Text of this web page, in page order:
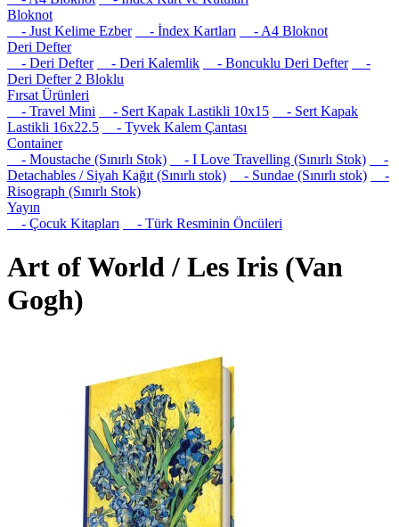
Bloknot
- Just Kelime Ezber
- İndex Kartları
- A4 Bloknot
Deri Defter
- Deri Defter
- Deri Kalemlik - Boncuklu Deri Defter
-
Deri Defter 2 Bloklu
Fırsat Ürünleri
- Travel Mini
- Sert Kapak Lastikli 10x15
- Sert Kapak
Lastikli 16x22.5
- Tyvek Kalem Çantası
Container
- Moustache (Sınırlı Stok)
- I Love Travelling (Sınırlı Stok)
-
Detachables / Siyah Kağıt (Sınırlı stok)
- Sundae (Sınırlı stok)
-
Risograph (Sınırlı Stok)
Yayın
- Çocuk Kitapları
- Türk Resminin Öncüleri
Art of World / Les Iris (Van
Gogh)